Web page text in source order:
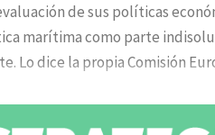
de sus políticas
marítima como parte
Lo dice la propia Comisión